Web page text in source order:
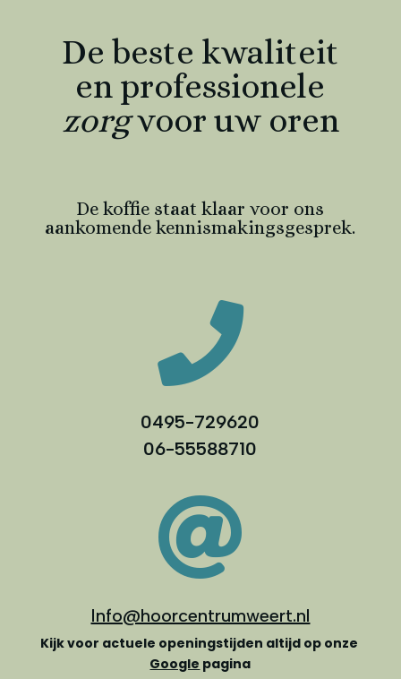
De beste kwaliteit
en professionele
zorgvoor uw oren
De koffie staat klaar voor ons
aankomende kennismakingsgesprek.

0495-729620
06-55588710

Info@hoorcentrumweert.nl
Kijk voor actuele openingstijden altijd op onze
Google pagina